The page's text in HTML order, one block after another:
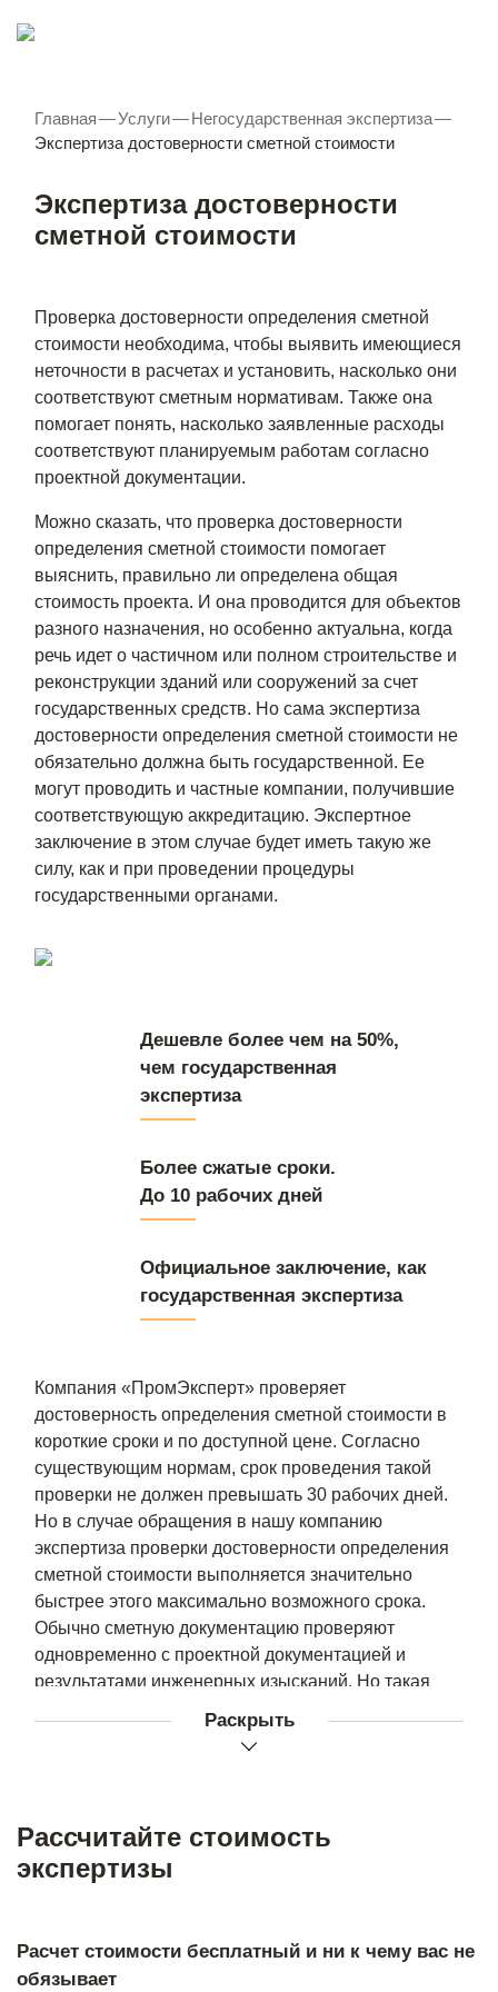
Главная—Услуги—Негосударственная экспертиза—
Экспертиза достоверности сметной стоимости
Экспертиза достоверности
сметной стоимости
Проверка достоверности определения сметной
стоимости необходима, чтобы выявить имеющиеся
неточности в расчетах и установить, насколько они
соответствуют сметным нормативам. Также она
помогает понять, насколько заявленные расходы
соответствуют планируемым работам согласно
проектной документации.
Можно сказать, что проверка достоверности
определения сметной стоимости помогает
выяснить, правильно ли определена общая
стоимость проекта. И она проводится для объектов
разного назначения, но особенно актуальна, когда
речь идет о частичном или полном строительстве и
реконструкции зданий или сооружений за счет
государственных средств. Но сама экспертиза
достоверности определения сметной стоимости не
обязательно должна быть государственной. Ее
могут проводить и частные компании, получившие
соответствующую аккредитацию. Экспертное
заключение в этом случае будет иметь такую же
силу, как и при проведении процедуры
государственными органами.
Дешевле более чем на 50%,
чем государственная
экспертиза
Более сжатые сроки.
До 10 рабочих дней
Официальное заключение, как
государственная экспертиза
Компания «ПромЭксперт» проверяет
достоверность определения сметной стоимости в
короткие сроки и по доступной цене. Согласно
существующим нормам, срок проведения такой
проверки не должен превышать 30 рабочих дней.
Но в случае обращения в нашу компанию
экспертиза проверки достоверности определения
сметной стоимости выполняется значительно
быстрее этого максимально возможного срока.
Обычно сметную документацию проверяют
одновременно с проектной документацией и
результатами инженерных изысканий. Но такая
для нее не обязательно наличие необходимости
Благодаря проверке достоверности сметной
стоимости экспертами ООО НИИ «ПромЭксперт»
завышенная стоимость материалов,
транспортных расходов и трудозатрат;
Раскрыть
Рассчитайте стоимость
экспертизы
Расчет стоимости бесплатный и ни к чему вас не
обязывает